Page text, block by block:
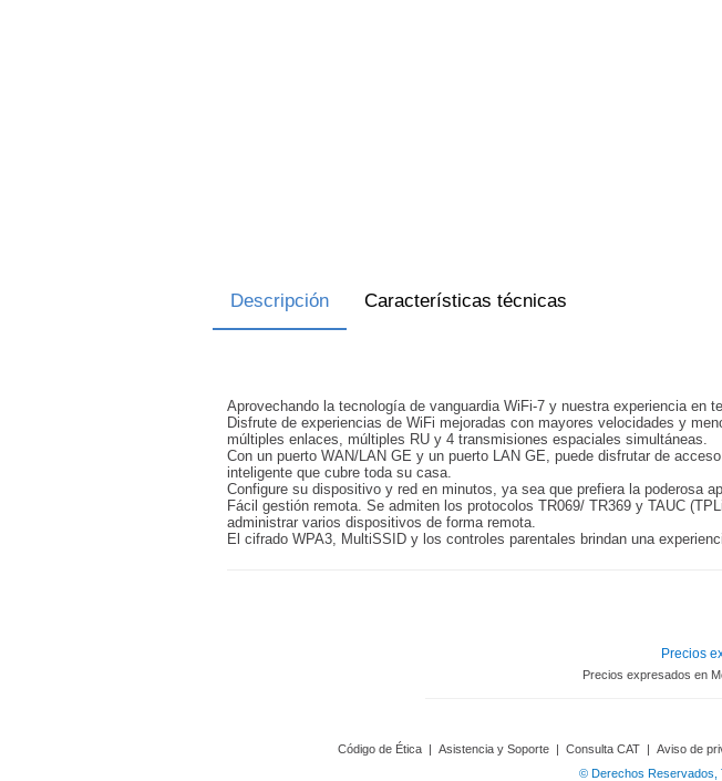
Descripción Características técnicas
Aprovechando la tecnología de vanguardia WiFi-7 y nuestra experiencia
Disfrute de experiencias de WiFi mejoradas con mayores velocidades y
múltiples enlaces, múltiples RU y 4 transmisiones espaciales simultáneas.
Con un puerto WAN/LAN GE y un puerto LAN GE, puede disfrutar de
inteligente que cubre toda su casa.
Configure su dispositivo y red en minutos, ya sea que prefiera la poderosa
Fácil gestión remota. Se admiten los protocolos TR069/ TR369 y TAUC
administrar varios dispositivos de forma remota.
El cifrado WPA3, MultiSSID y los controles parentales brindan una
Precios
Precios expresados en
Código de Ética | Asistencia y Soporte | Consulta CAT | Aviso de
© Derechos Reservados,